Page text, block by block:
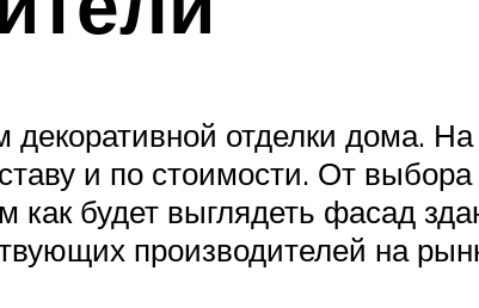
отделки дома. На
и по стоимости. От
как будет выглядеть фасад
производителей на